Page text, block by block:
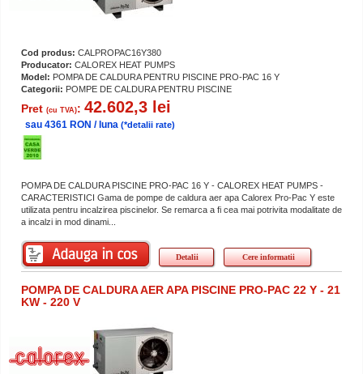
Cod produs: CALPROPAC16Y380
Producator: CALOREX HEAT PUMPS
Model: POMPA DE CALDURA PENTRU PISCINE PRO-PAC 16 Y
Categorii: POMPE DE CALDURA PENTRU PISCINE
Pret (cu TVA): 42.602,3 lei
sau 4361 RON / luna (*detalii rate)
POMPA DE CALDURA PISCINE PRO-PAC 16 Y - CALOREX HEAT PUMPS -
CARACTERISTICI Gama de pompe de caldura aer apa Calorex Pro-Pac Y este
utilizata pentru incalzirea piscinelor. Se remarca a fi cea mai potrivita modalitate de
a incalzi in mod dinami...
Detalii Cere informatii
POMPA DE CALDURA AER APA PISCINE PRO-PAC 22 Y - 21
KW - 220 V